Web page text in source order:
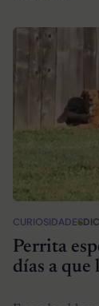
CURIOSIDADES
Perrita
días a que